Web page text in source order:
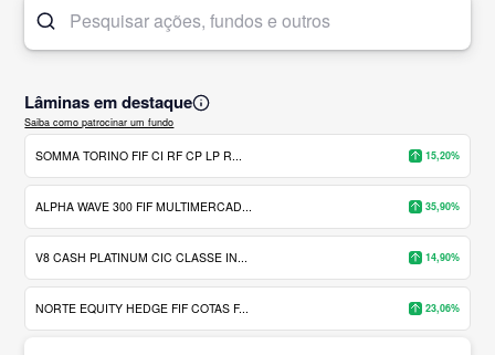
Lâminas em destaque
Saiba como patrocinar um fundo
SOMMA TORINO FIF CI RF CP LP R... 15,20%
ALPHA WAVE 300 FIF MULTIMERCAD... 35,90%
V8 CASH PLATINUM CIC CLASSE IN... 14,90%
NORTE EQUITY HEDGE FIF COTAS F... 23,06%